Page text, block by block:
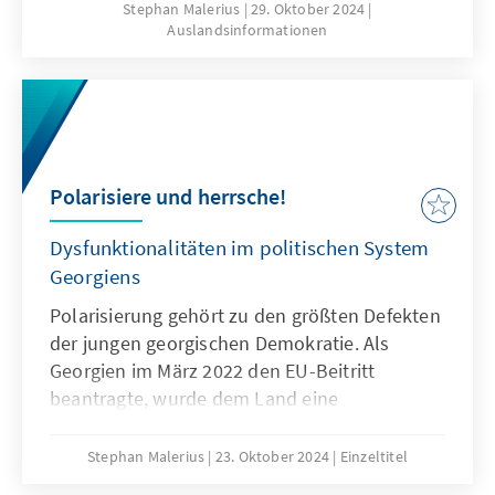
war mit zwölf Empfehlungen. Der wichtigste
Punkt: eine politische De-Polarisierung.
nicht bereit, das Problem anzuerkennen,
geschweige denn es anzugehen.
Stephan Malerius 29. Oktober 2024
Auslandsinformationen
Polarisiere und herrsche!
Dysfunktionalitäten im politischen System
Georgiens
Polarisierung gehört zu den größten Defekten
der jungen georgischen Demokratie. Als
Georgien im März 2022 den EU-Beitritt
beantragte, wurde dem Land eine
war mit zwölf Empfehlungen. Der wichtigste
Stephan Malerius 23. Oktober 2024 Einzeltitel